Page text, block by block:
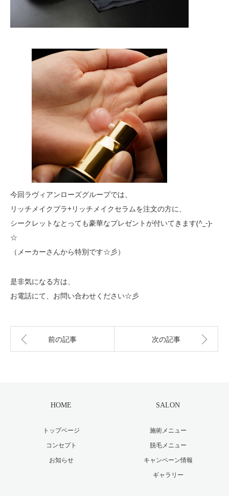
今回ラヴィアンローズグループでは、
リッチメイクブラ+リッチメイクセラムを注文の方に、
シークレットなとっても豪華なプレゼントが付いてきます(^_-)-
☆
（メーカーさんから特別です☆彡）
是非気になる方は、
お電話にて、お問い合わせください☆彡
前の記事 次の記事
HOME
トップページ
コンセプト
お知らせ
SALON
施術メニュー
脱毛メニュー
キャンペーン情報
ギャラリー